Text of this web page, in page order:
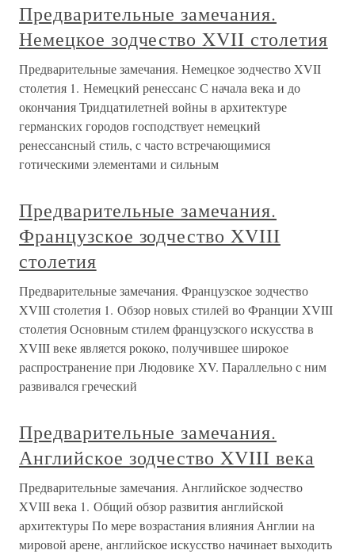
Предварительные замечания.
Немецкое зодчество XVII столетия
Предварительные замечания. Немецкое зодчество XVII
столетия 1. Немецкий ренессанс С начала века и до
окончания Тридцатилетней войны в архитектуре
германских городов господствует немецкий
ренессансный стиль, с часто встречающимися
готическими элементами и сильным
Предварительные замечания.
Французское зодчество XVIII
столетия
Предварительные замечания. Французское зодчество
XVIII столетия 1. Обзор новых стилей во Франции XVIII
столетия Основным стилем французского искусства в
XVIII веке является рококо, получившее широкое
распространение при Людовике XV. Параллельно с ним
развивался греческий
Предварительные замечания.
Английское зодчество XVIII века
Предварительные замечания. Английское зодчество
XVIII века 1. Общий обзор развития английской
архитектуры По мере возрастания влияния Англии на
мировой арене, английское искусство начинает выходить